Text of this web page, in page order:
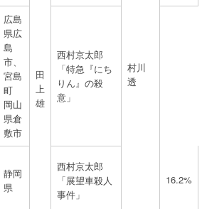
田
上
雄
村川
透
広島
県広
島
市、
宮島
町
岡山
県倉
敷市
西村京太郎
「特急『にち
りん』の殺
意」
静岡
県
西村京太郎
「展望車殺人
事件」
16.2%